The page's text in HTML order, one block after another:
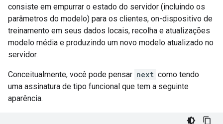
consiste em empurrar o estado do servidor (incluindo os
parâmetros do modelo) para os clientes, on-dispositivo de
treinamento em seus dados locais, recolha e atualizações
modelo média e produzindo um novo modelo atualizado no
servidor.
Conceitualmente, você pode pensar next como tendo
uma assinatura de tipo funcional que tem a seguinte
aparência.